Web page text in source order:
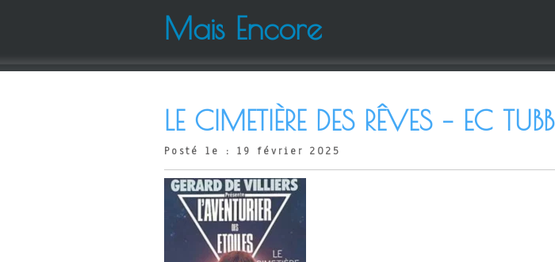
Mais Encore
LE CIMETIÈRE DES RÊVES – EC TUBB
Posté le : 19 février 2025